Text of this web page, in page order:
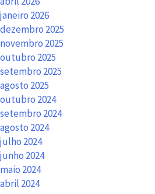
janeiro 2026
dezembro 2025
novembro 2025
outubro 2025
setembro 2025
agosto 2025
outubro 2024
setembro 2024
agosto 2024
julho 2024
junho 2024
maio 2024
abril 2024